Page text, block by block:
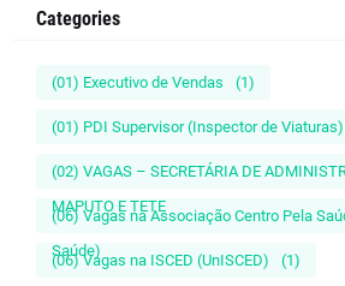
Categories
(01) Executivo de Vendas (1)
(01) PDI Supervisor (Inspector de Viaturas)
(02) VAGAS – SECRETÁRIA DE
MAPUTO E TETE
(06) Vagas na Associação Centro Pela
Saúde)
(06) Vagas na ISCED (UnISCED) (1)